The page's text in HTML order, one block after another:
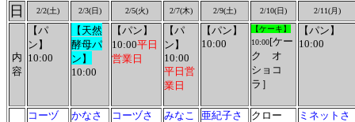
日 2/2(土) 2/3(日) 2/5(火) 2/7(木) 2/9(土) 2/10(日) 2/11(月)
内
容
【パ
ン】
10:00
【天然
酵母パ
ン】
10:00
【パン】
10:00平日
営業日
【パ
ン】
10:00
平日営
業日
【パン】
10:00
【ケーキ】
10:00[ケー
ク オ
ショコ
ラ］
【パン】
10:00
コーヅ
かなさ
コーヅさ
みなこ
亜紀子さ
クロー
ミネットさ